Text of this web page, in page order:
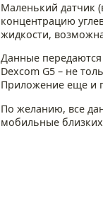
Маленький датчик
концентрацию
жидкости,
Данные
Dexcom G5 – не
Приложение еще и
По желанию, все
мобильные